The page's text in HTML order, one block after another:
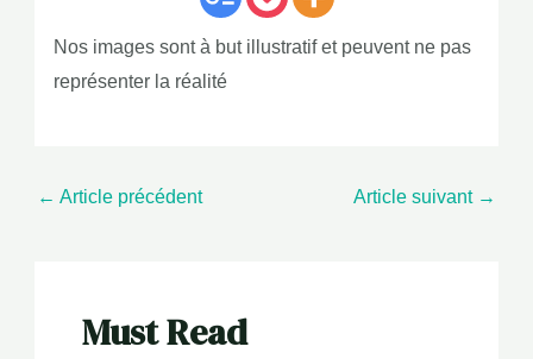
Nos images sont à but illustratif et peuvent ne pas
représenter la réalité
← Article précédent Article suivant →
Must Read